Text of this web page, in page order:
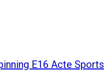
E16 Acte Sports